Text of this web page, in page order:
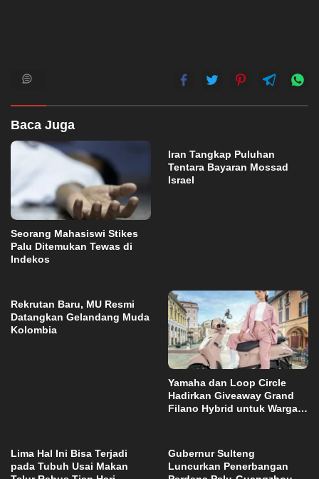
Baca Juga
Seorang Mahasiswi Stikes
Palu Ditemukan Tewas di
Indekos
Iran Tangkap Puluhan
Tentara Bayaran Mossad
Israel
Rekrutan Baru, MU Resmi
Datangkan Gelandang Muda
Kolombia
Yamaha dan Loop Circle
Hadirkan Giveaway Grand
Filano Hybrid untuk Warga
Lima Hal Ini Bisa Terjadi
pada Tubuh Usai Makan
Gubernur Sulteng
Luncurkan Penerbangan